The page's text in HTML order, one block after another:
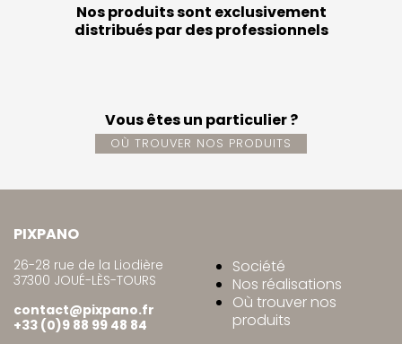
Nos produits sont exclusivement
distribués par des professionnels
Vous êtes un particulier ?
OÙ TROUVER NOS PRODUITS
PIXPANO
26-28 rue de la Liodière
37300 JOUÉ-LÈS-TOURS
contact@pixpano.fr
+33 (0)9 88 99 48 84
Société
Nos réalisations
Où trouver nos
produits